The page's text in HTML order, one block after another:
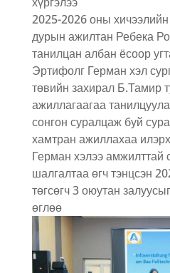
2025-2026 оны
дурын ажилтан Ребека
танилцан албан ёсоор
Эртифолг Герман хэл
төвийн захирал Б.Тамир
ажиллагаагаа
сонгон суралцаж буй
хамтран ажиллахаа
Герман хэлээ амжилттай
шалгалтаа өгч тэнцсэн
төгсөгч 3 оюутан
өглөө